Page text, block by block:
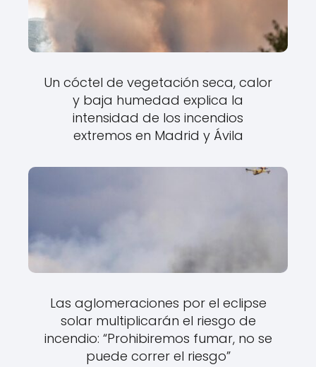
Un cóctel de vegetación seca, calor
y baja humedad explica la
intensidad de los incendios
extremos en Madrid y Ávila
Las aglomeraciones por el eclipse
solar multiplicarán el riesgo de
incendio: “Prohibiremos fumar, no se
puede correr el riesgo”